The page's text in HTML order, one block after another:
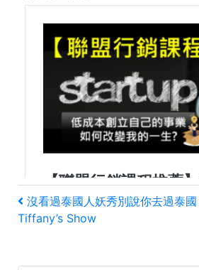
文
章
導
上
一
沒看過泰國人妖秀別說你去過泰
Tiffany’s Show